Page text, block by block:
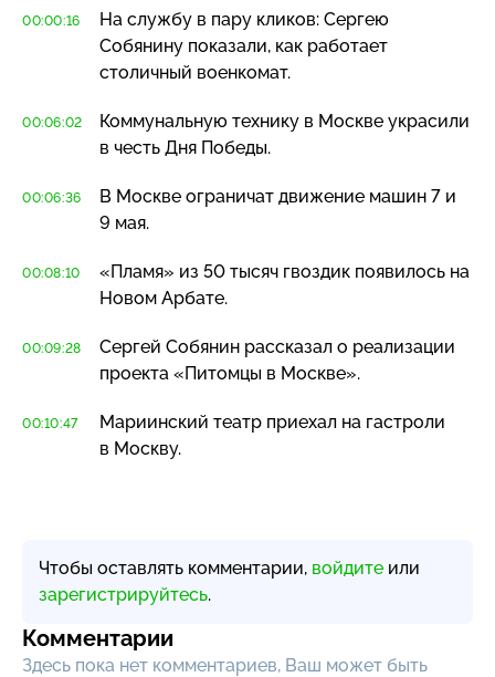
00:00:16
На службу в пару кликов: Сергею
Собянину показали, как работает
столичный военкомат.
00:06:02
Коммунальную технику в Москве украсили
в честь Дня Победы.
00:06:36
В Москве ограничат движение машин 7 и
9 мая.
00:08:10
«Пламя» из 50 тысяч гвоздик появилось на
Новом Арбате.
00:09:28
Сергей Собянин рассказал о реализации
проекта «Питомцы в Москве».
00:10:47
Мариинский театр приехал на гастроли
в Москву.
Чтобы оставлять комментарии, войдите или
зарегистрируйтесь.
Комментарии
Здесь пока нет комментариев, Ваш может быть